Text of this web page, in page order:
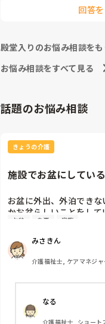
また、求職者がもとめ
回答
殿堂入りのお悩み相談を
お悩み相談をすべて見る
話題のお悩み相談
きょうの介護
施設でお盆にしている
お盆に外出、外泊でき
かお盆らしいことをし
きな施設では実際に住
は、食事内容が変わる
た。お盆まであと少しで
ばぜひシェアよろしくお
お盆 食事 家族
みさきん
介護福祉士, ケアマネジ
なる
介護福祉士, ショート